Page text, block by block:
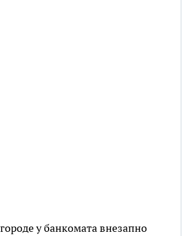
у банкомата внезапно